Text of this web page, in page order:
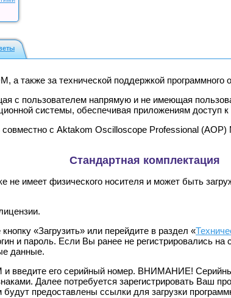
а также за технической поддержкой
с пользователем напрямую и не имеющая
системы, обеспечивая приложениям
с Aktakom Oscilloscope Professional
Стандартная комплектация
не имеет физического носителя и может быть
«Загрузить» или перейдите в раздел «
и пароль. Если Вы ранее не регистрировались на
данные.
введите его серийный номер. ВНИМАНИЕ!
Далее потребуется зарегистрировать Ваш
предоставлены ссылки для загрузки